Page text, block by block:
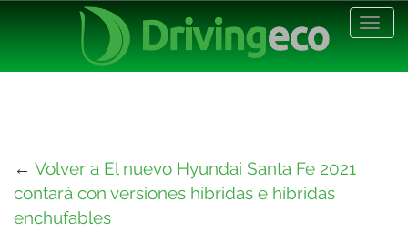
← Volver a El nuevo Hyundai Santa Fe 2021
contará con versiones híbridas e híbridas
enchufables